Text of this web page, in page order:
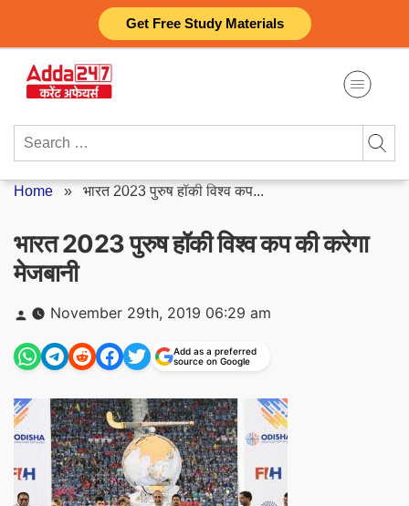
Get Free Study Materials
content
Search
Home » भारत 2023 पुरुष हॉकी विश्व कप...
भारत 2023 पुरुष हॉकी विश्व कप की करेगा
मेजबानी
Posted
by
November 29th, 2019 06:29 am
Add as a preferred
source on Google